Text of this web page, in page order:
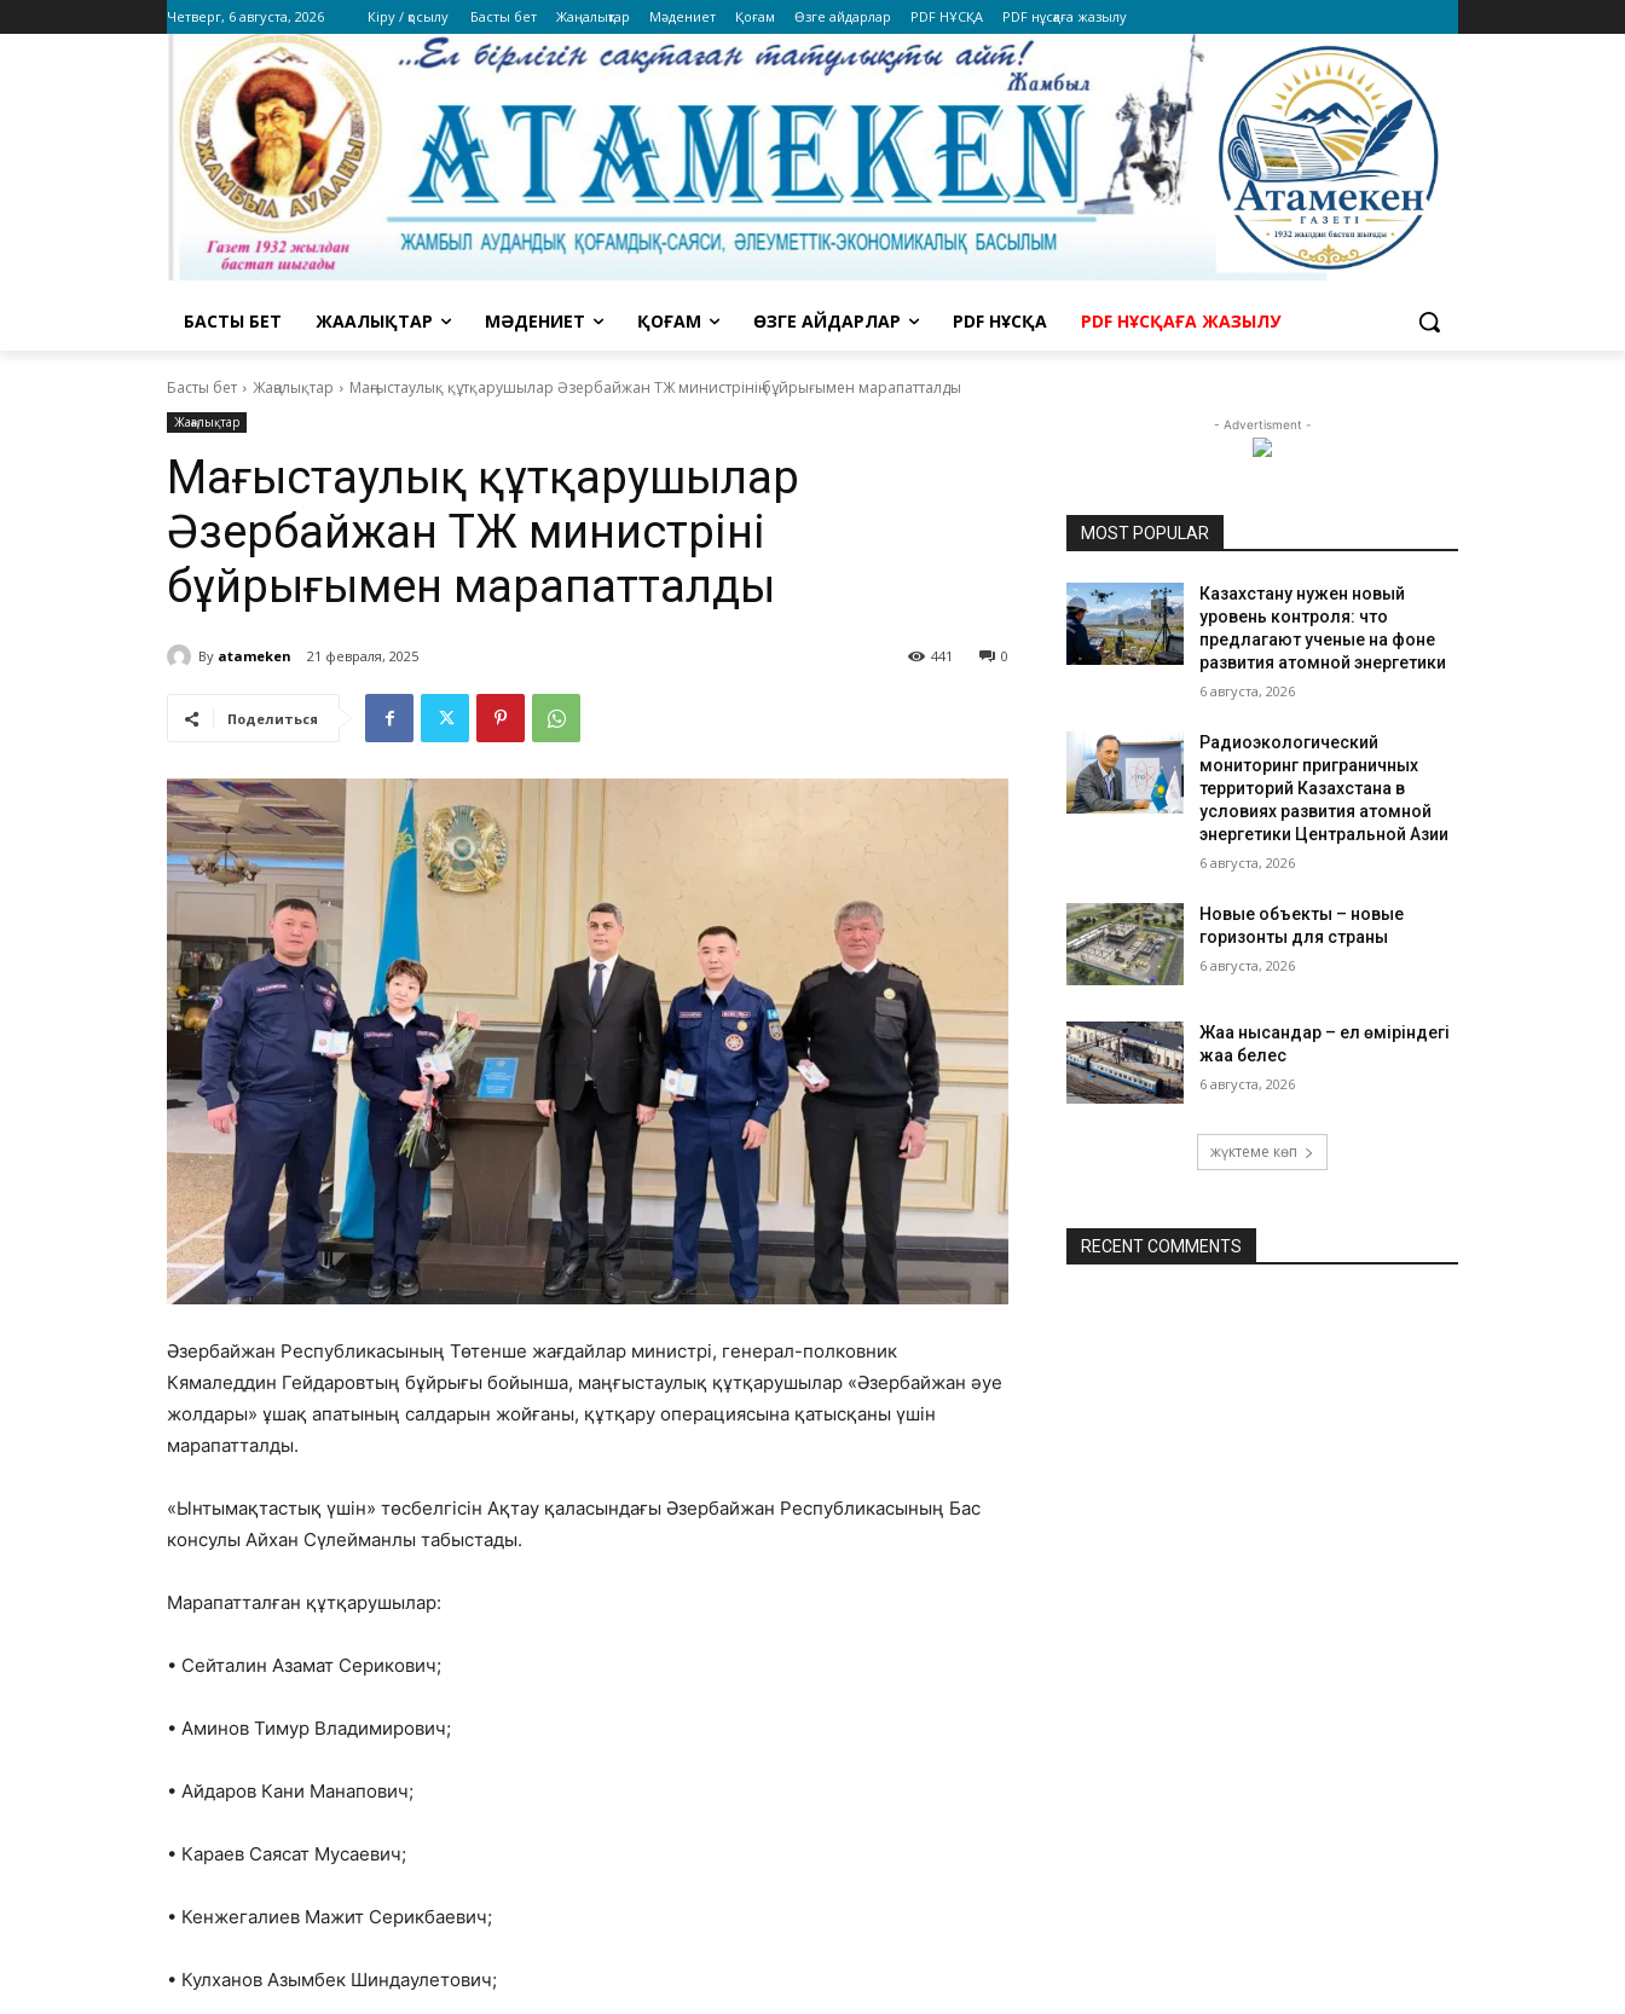
Четверг, 6 августа, 2026 Кіру / қосылу Басты бет Жаңалықтар Мәдениет Қоғам Өзге айдарлар PDF НҰСҚА PDF нұсқаға жазылу
БАСТЫ БЕТ ЖАҢАЛЫҚТАР МӘДЕНИЕТ ҚОҒАМ ӨЗГЕ АЙДАРЛАР PDF НҰСҚА PDF НҰСҚАҒА ЖАЗЫЛУ
Басты бет Жаңалықтар Маңғыстаулық құтқарушылар Әзербайжан ТЖ министрінің бұйрығымен марапатталды
Жаңалықтар
Маңғыстаулық құтқарушылар
Әзербайжан ТЖ министрінің
бұйрығымен марапатталды
By atameken 21 февраля, 2025 0
441
Поделиться
Әзербайжан Республикасының Төтенше жағдайлар министрі, генерал-полковник
Кямаледдин Гейдаровтың бұйрығы бойынша, маңғыстаулық құтқарушылар «Әзербайжан әуе
жолдары» ұшақ апатының салдарын жойғаны, құтқару операциясына қатысқаны үшін
марапатталды.
«Ынтымақтастық үшін» төсбелгісін Ақтау қаласындағы Әзербайжан Республикасының Бас
консулы Айхан Сүлейманлы табыстады.
Марапатталған құтқарушылар:
• Сейталин Азамат Серикович;
• Аминов Тимур Владимирович;
• Айдаров Кани Манапович;
• Караев Саясат Мусаевич;
• Кенжегалиев Мажит Серикбаевич;
• Кулханов Азымбек Шиндаулетович;
- Advertisment -
MOST POPULAR
Казахстану нужен новый
уровень контроля: что
предлагают ученые на фоне
развития атомной энергетики
6 августа, 2026
Радиоэкологический
мониторинг приграничных
территорий Казахстана в
условиях развития атомной
энергетики Центральной Азии
6 августа, 2026
Новые объекты – новые
горизонты для страны
6 августа, 2026
Жаңа нысандар – ел өміріндегі
жаңа белес
6 августа, 2026
жүктеме көп
RECENT COMMENTS